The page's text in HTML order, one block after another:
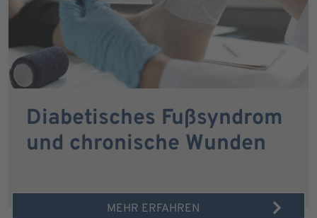
Diabetisches Fußsyndrom
und chronische Wunden
MEHR ERFAHREN